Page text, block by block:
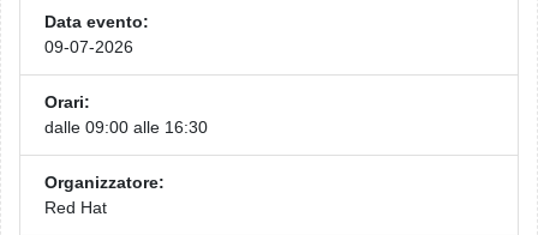
Data evento:
09-07-2026
Orari:
dalle 09:00 alle 16:30
Organizzatore:
Red Hat